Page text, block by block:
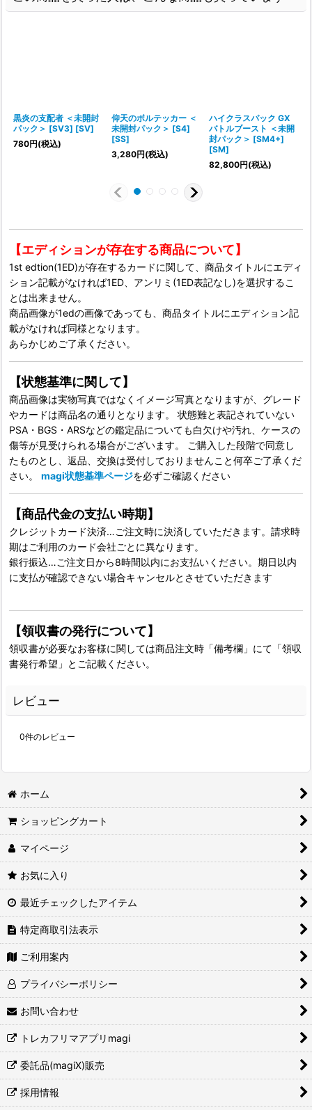
黒炎の支配者 ＜未開封
パック＞ [SV3] [SV]
780円(税込)
仰天のボルテッカー ＜
未開封パック＞ [S4]
[SS]
3,280円(税込)
ハイクラスパック GX
バトルブースト ＜未開
封パック＞ [SM4+]
[SM]
82,800円(税込)
【エディションが存在する商品について】
1st edtion(1ED)が存在するカードに関して、商品タイトルにエディ
ション記載がなければ1ED、アンリミ(1ED表記なし)を選択するこ
とは出来ません。
商品画像が1edの画像であっても、商品タイトルにエディション記
載がなければ同様となります。
あらかじめご了承ください。
【状態基準に関して】
商品画像は実物写真ではなくイメージ写真となりますが、グレード
やカードは商品名の通りとなります。 状態難と表記されていない
PSA・BGS・ARSなどの鑑定品についても白欠けや汚れ、ケースの
傷等が見受けられる場合がございます。 ご購入した段階で同意し
たものとし、返品、交換は受付しておりませんこと何卒ご了承くだ
さい。 magi状態基準ページを必ずご確認ください
【商品代金の支払い時期】
クレジットカード決済…ご注文時に決済していただきます。請求時
期はご利用のカード会社ごとに異なります。
銀行振込…ご注文日から8時間以内にお支払いください。期日以内
に支払が確認できない場合キャンセルとさせていただきます
【領収書の発行について】
領収書が必要なお客様に関しては商品注文時「備考欄」にて「領収
書発行希望」とご記載ください。
レビュー
0件のレビュー
ホーム
ショッピングカート
マイページ
お気に入り
最近チェックしたアイテム
特定商取引法表示
ご利用案内
プライバシーポリシー
お問い合わせ
トレカフリマアプリmagi
委託品(magiX)販売
採用情報